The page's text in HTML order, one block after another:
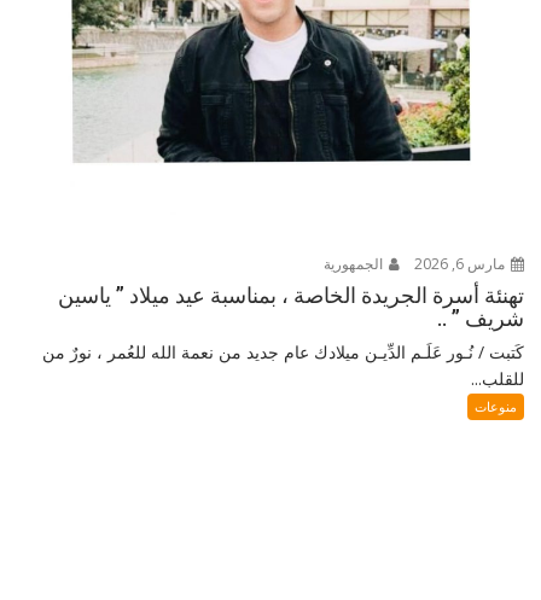
مارس 6, 2026 الجمهورية
تهنئة أسرة الجريدة الخاصة ، بمناسبة عيد ميلاد ” ياسين
شريف ” ..
كَتبت / نُـور عَلَـم الدِّيـن ميلادك عام جديد من نعمة الله للعُمر ، نورٌ من
للقلب...
منوعات